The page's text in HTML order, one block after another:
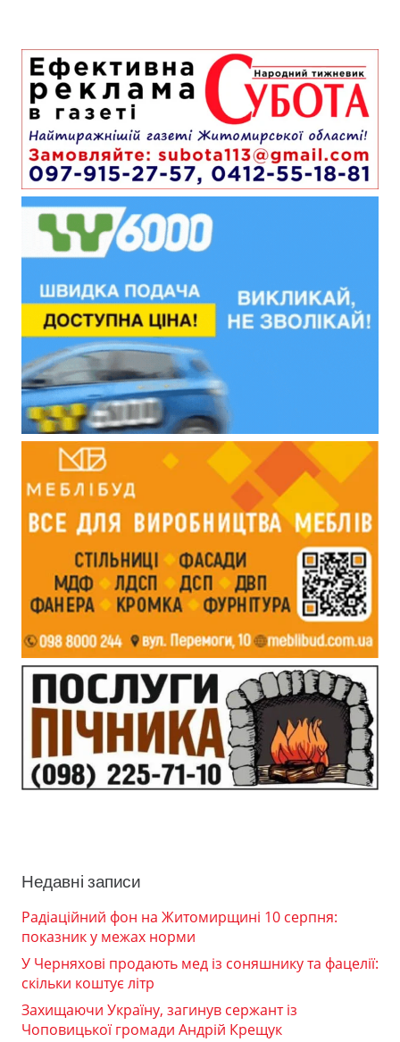
Недавні записи
Радіаційний фон на Житомирщині 10 серпня:
показник у межах норми
У Черняхові продають мед із соняшнику та фацелії:
скільки коштує літр
Захищаючи Україну, загинув сержант із
Чоповицької громади Андрій Крещук